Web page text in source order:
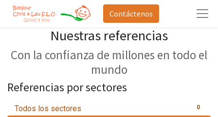
Contáctenos
Nuestras referencias
Con la confianza de millones en todo el
mundo
Referencias por sectores
0
Todos los sectores